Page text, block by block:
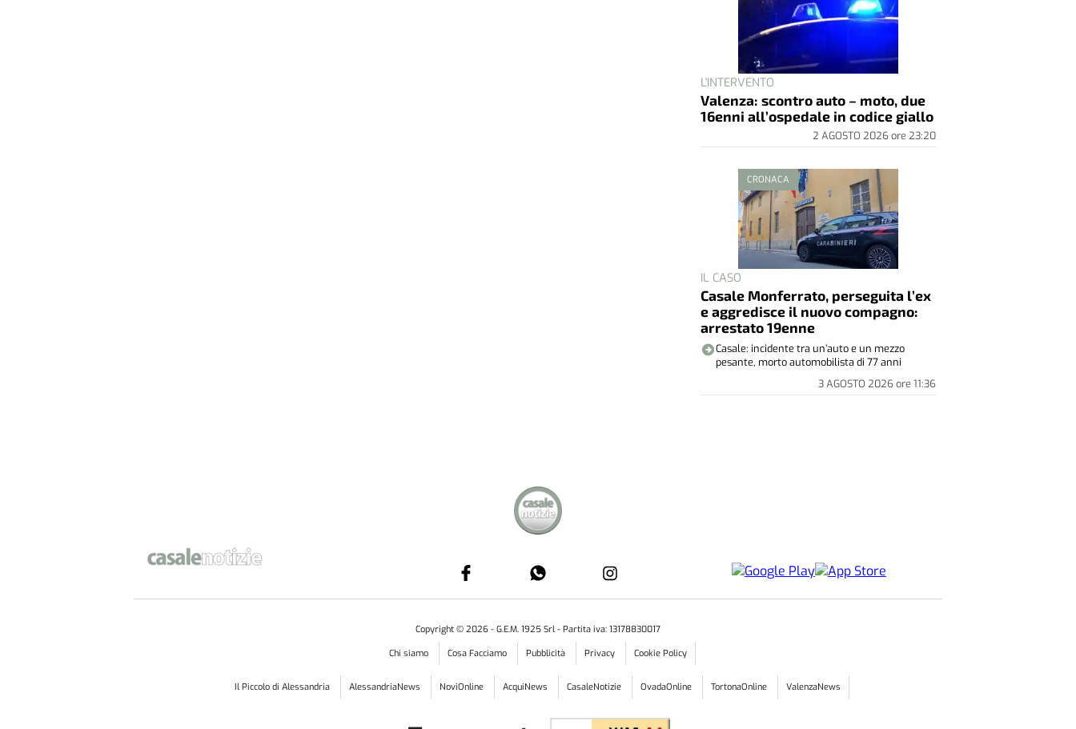
L'INTERVENTO
Valenza: scontro auto – moto, due
16enni all’ospedale in codice giallo
2 AGOSTO 2026ore 23:20
CRONACA
IL CASO
Casale Monferrato, perseguita l’ex
e aggredisce il nuovo compagno:
arrestato 19enne
3 AGOSTO 2026ore 11:36
Casale: incidente tra un’auto e un mezzo
pesante, morto automobilista di 77 anni
Copyright © 2026 - G.E.M. 1925 Srl - Partita iva: 13178830017
Chi siamo
Cosa Facciamo Pubblicità Privacy Cookie Policy
Il Piccolo di Alessandria AlessandriaNews NoviOnline AcquiNews CasaleNotizie OvadaOnline TortonaOnline ValenzaNews